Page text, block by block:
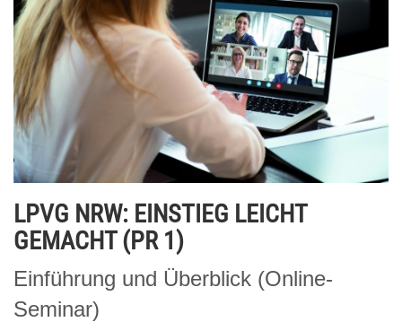
LPVG NRW: EINSTIEG LEICHT
GEMACHT (PR 1)
Einführung und Überblick (Online-
Seminar)